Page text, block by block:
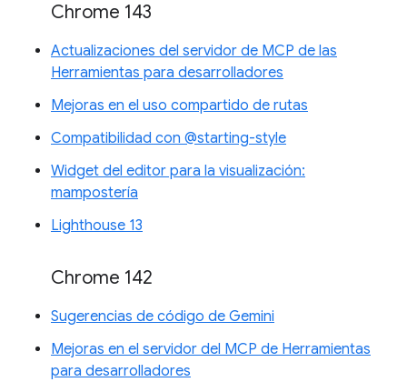
Chrome 143
Actualizaciones del servidor de MCP de las
Herramientas para desarrolladores
Mejoras en el uso compartido de rutas
Compatibilidad con @starting-style
Widget del editor para la visualización:
mampostería
Lighthouse 13
Chrome 142
Sugerencias de código de Gemini
Mejoras en el servidor del MCP de Herramientas
para desarrolladores